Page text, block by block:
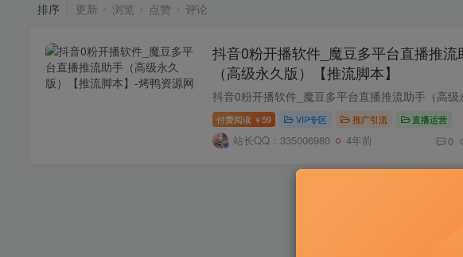
排序 更新 浏览 点赞 评论
抖音0粉开播软件_魔豆多平台直播推流
（高级永久版）【推流脚本】
付费阅读 ￥59 VIP专区 推广引流 直播运营
站长QQ：335006980 4年前 0